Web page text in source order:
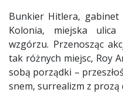
Bunkier Hitlera, gabinet
Kolonia, miejska
wzgórzu. Przenosząc
tak różnych miejsc, Roy
sobą porządki –
snem, surrealizm z prozą